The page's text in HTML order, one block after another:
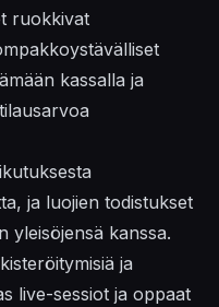
ruokkivat
kassalla ja
ja luojien todistukset
yleisöjensä kanssa.
ja
live-sessiot ja oppaat